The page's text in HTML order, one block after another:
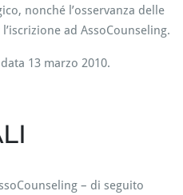
nonché l’osservanza delle
ad AssoCounseling.
13 marzo 2010.
– di seguito